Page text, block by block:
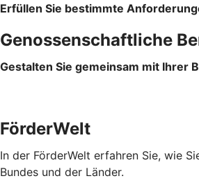
Erfüllen Sie bestimmte
Genossenschaftliche
Gestalten Sie gemeinsam mit Ihrer
FörderWelt
In der FörderWelt erfahren Sie, wie
Bundes und der Länder.